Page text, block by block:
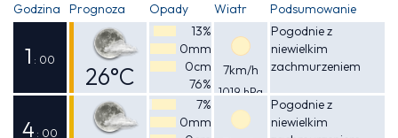
Godzina Prognoza Opady Wiatr Podsumowanie
1 : 00
26°C
Odczuwalna
26°C
13%
0mm
0cm
76%
7km/h
1019 hPa
Pogodnie z
niewielkim
zachmurzeniem
4 : 00
7%
0mm
Pogodnie z
niewielkim